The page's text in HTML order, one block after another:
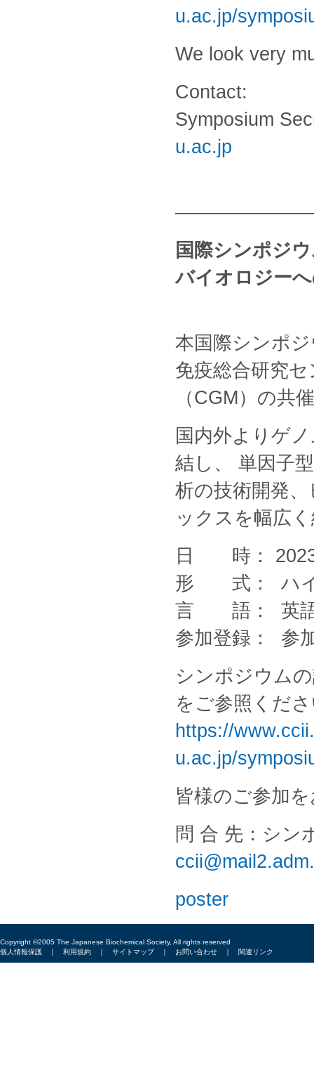
u.ac.jp/
We look very
Contact:
Symposium
u.ac.jp
国際シンポジ
バイオロジー
本国際シンポ
免疫総合研究
（CGM）の共
国内外よりゲ
結し、 単因子
析の技術開発
ックスを幅広
日 時： 2023
形 式： ハイ
言 語： 英
参加登録： 参
シンポジウム
をご参照くだ
https://
u.ac.jp/
皆様のご参加
問 合 先：シン
poster
Copyright ©2005 The Japanese Biochemical Society, All rights reserved
個人情報保護 ｜ 利用規約 ｜ サイトマップ｜ お問い合わせ ｜ 関連リンク